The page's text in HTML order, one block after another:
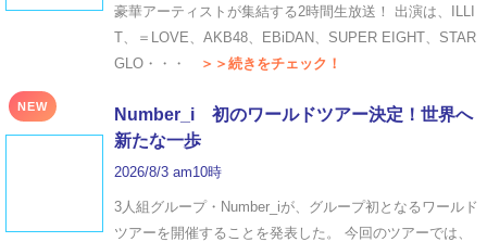
豪華アーティストが集結する2時間生放送！ 出演は、ILLI
T、＝LOVE、AKB48、EBiDAN、SUPER EIGHT、STAR
GLO・・・
＞＞続きをチェック！
NEW
Number_i 初のワールドツアー決定！世界へ
新たな一歩
2026/8/3 am10時
3人組グループ・Number_iが、グループ初となるワールド
ツアーを開催することを発表した。 今回のツアーでは、